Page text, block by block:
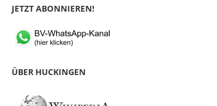
JETZT ABONNIEREN!
ÜBER HUCKINGEN